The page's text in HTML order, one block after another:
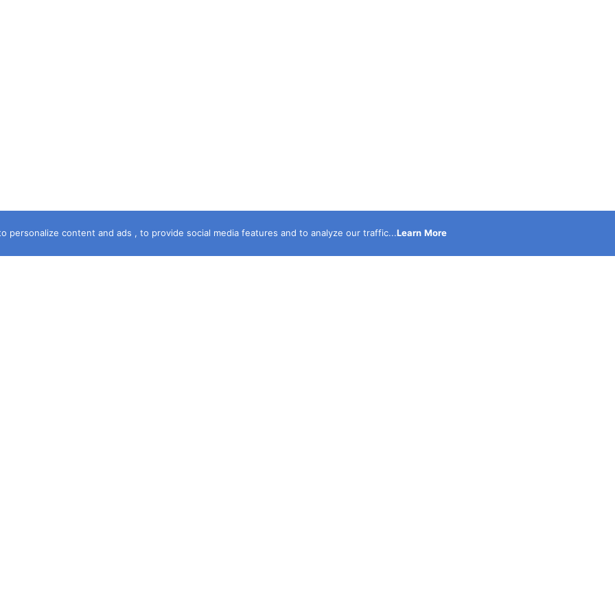
personalize content and ads , to provide social media features and to analyze our traffic...Learn More